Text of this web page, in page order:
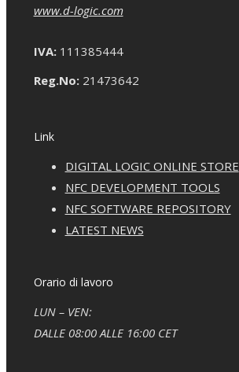
www.d-logic.com
IVA:111385444
Reg.No:21473642
Link
DIGITAL LOGIC ONLINE STORE
NFC DEVELOPMENT TOOLS
NFC SOFTWARE REPOSITORY
LATEST NEWS
Orario di lavoro
LUN – VEN:
DALLE 08:00 ALLE 16:00 CET